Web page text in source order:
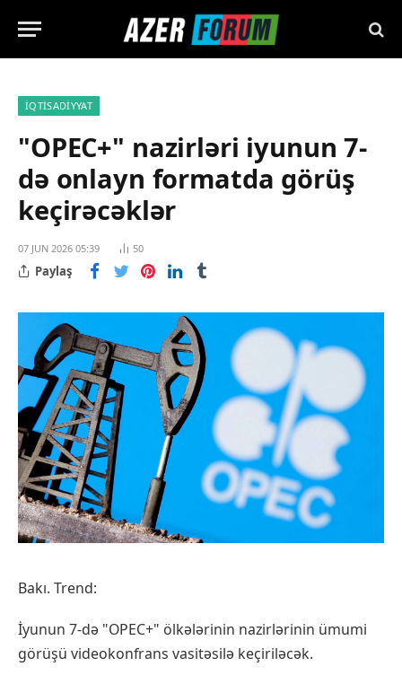
İQTISADIYYAT
"OPEC+" nazirləri iyunun 7-
də onlayn formatda görüş
keçirəcəklər
07 JUN 2026 05:39 50
Paylaş
Bakı. Trend:
İyunun 7-də "OPEC+" ölkələrinin nazirlərinin ümumi
görüşü videokonfrans vasitəsilə keçiriləcək.